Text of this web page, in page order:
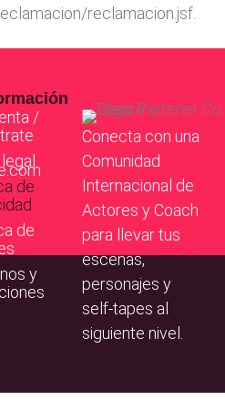
reclamacion.jsf.
Conecta con una
Comunidad
Internacional de
Actores y Coach
para llevar tus
escenas,
personajes y
self-tapes al
siguiente nivel.
/
de
de
y